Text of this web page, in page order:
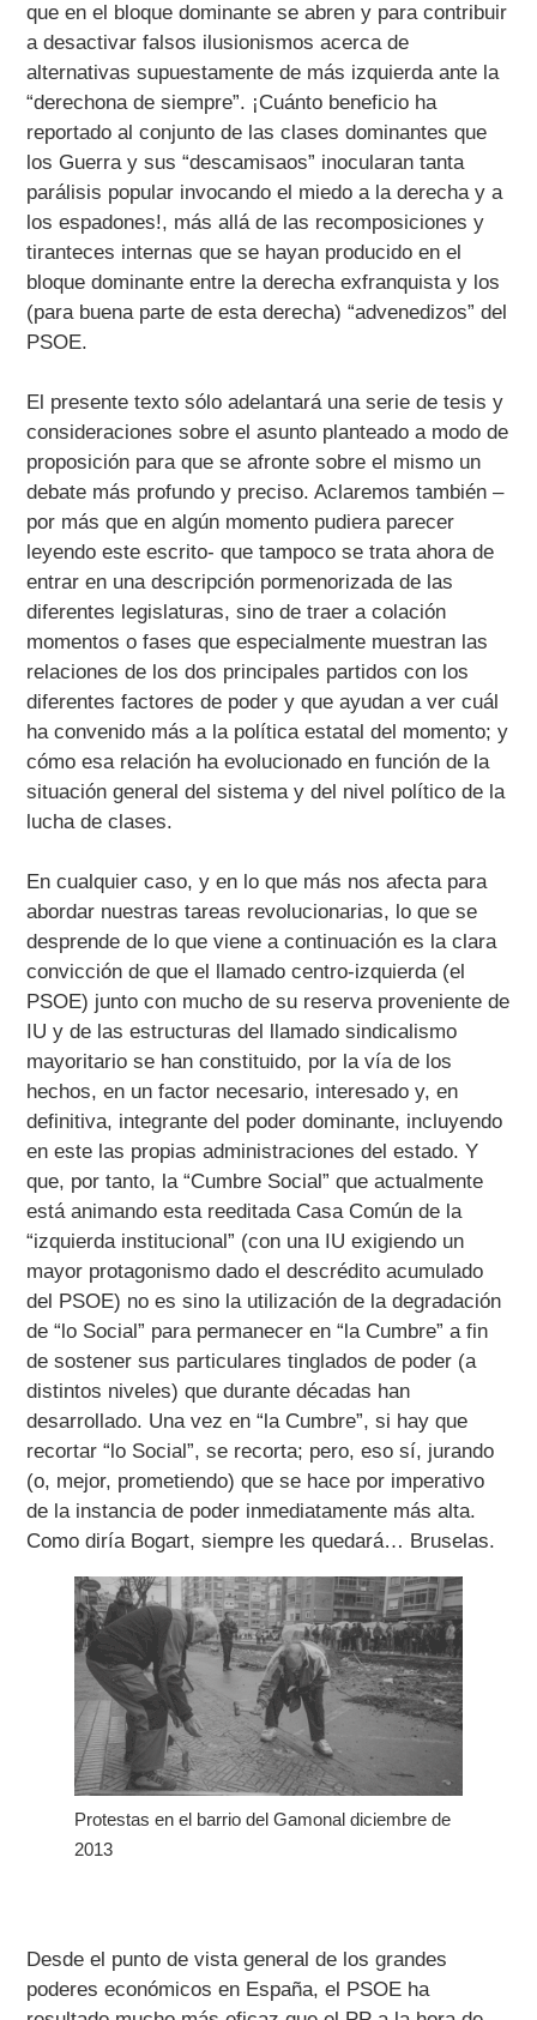
que en el bloque dominante se abren y para contribuir
a desactivar falsos ilusionismos acerca de
alternativas supuestamente de más izquierda ante la
“derechona de siempre”. ¡Cuánto beneficio ha
reportado al conjunto de las clases dominantes que
los Guerra y sus “descamisaos” inocularan tanta
parálisis popular invocando el miedo a la derecha y a
los espadones!, más allá de las recomposiciones y
tiranteces internas que se hayan producido en el
bloque dominante entre la derecha exfranquista y los
(para buena parte de esta derecha) “advenedizos” del
PSOE.
El presente texto sólo adelantará una serie de tesis y
consideraciones sobre el asunto planteado a modo de
proposición para que se afronte sobre el mismo un
debate más profundo y preciso. Aclaremos también –
por más que en algún momento pudiera parecer
leyendo este escrito- que tampoco se trata ahora de
entrar en una descripción pormenorizada de las
diferentes legislaturas, sino de traer a colación
momentos o fases que especialmente muestran las
relaciones de los dos principales partidos con los
diferentes factores de poder y que ayudan a ver cuál
ha convenido más a la política estatal del momento; y
cómo esa relación ha evolucionado en función de la
situación general del sistema y del nivel político de la
lucha de clases.
En cualquier caso, y en lo que más nos afecta para
abordar nuestras tareas revolucionarias, lo que se
desprende de lo que viene a continuación es la clara
convicción de que el llamado centro-izquierda (el
PSOE) junto con mucho de su reserva proveniente de
IU y de las estructuras del llamado sindicalismo
mayoritario se han constituido, por la vía de los
hechos, en un factor necesario, interesado y, en
definitiva, integrante del poder dominante, incluyendo
en este las propias administraciones del estado. Y
que, por tanto, la “Cumbre Social” que actualmente
está animando esta reeditada Casa Común de la
“izquierda institucional” (con una IU exigiendo un
mayor protagonismo dado el descrédito acumulado
del PSOE) no es sino la utilización de la degradación
de “lo Social” para permanecer en “la Cumbre” a fin
de sostener sus particulares tinglados de poder (a
distintos niveles) que durante décadas han
desarrollado. Una vez en “la Cumbre”, si hay que
recortar “lo Social”, se recorta; pero, eso sí, jurando
(o, mejor, prometiendo) que se hace por imperativo
de la instancia de poder inmediatamente más alta.
Como diría Bogart, siempre les quedará… Bruselas.
Protestas en el barrio del Gamonal diciembre de
2013
Desde el punto de vista general de los grandes
poderes económicos en España, el PSOE ha